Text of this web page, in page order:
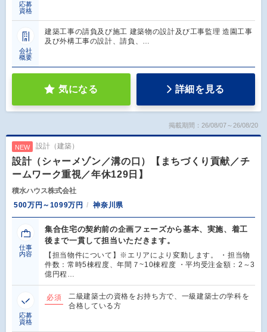
応募
資格
会社
概要
建築工事の請負及び施工 建築物の設計及び工事監理 造園工事
及び外構工事の設計、請負、…
気になる 詳細を見る
掲載期間：26/08/07～26/08/20
NEW 設計（建築）
設計（シャーメゾン／溝の口）【まちづくり貢献／チ
ームワーク重視／年休129日】
積水ハウス株式会社
500万円～1099万円
神奈川県
仕事
内容
集合住宅の契約前の企画フェーズから基本、実施、着工
後まで一貫して担当いただきます。
【担当物件について】※エリアにより変動します。 ・担当物
件数：常時5棟程度、年間７~10棟程度 ・平均受注金額：2～3
億円程…
応募
資格
必須
二級建築士の資格をお持ち方で、一級建築士の学科を
合格している方